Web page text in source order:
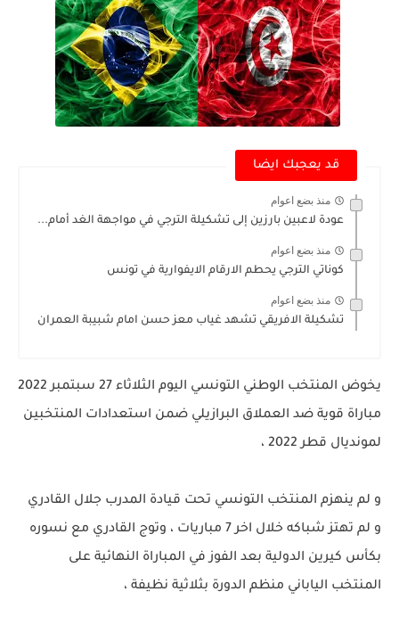
قد يعجبك ايضا
منذ بضع اعوام
عودة لاعبين بارزين إلى تشكيلة الترجي في مواجهة الغد أمام...
منذ بضع اعوام
كوناتي الترجي يحطم الارقام الايفوارية في تونس
منذ بضع اعوام
تشكيلة الافريقي تشهد غياب معز حسن امام شبيبة العمران
يخوض المنتخب الوطني التونسي اليوم الثلاثاء 27 سبتمبر 2022
مباراة قوية ضد العملاق البرازيلي ضمن استعدادات المنتخبين
لمونديال قطر 2022 ،
و لم ينهزم المنتخب التونسي تحت قيادة المدرب جلال القادري
و لم تهتز شباكه خلال اخر 7 مباريات ، وتوج القادري مع نسوره
بكأس كيرين الدولية بعد الفوز في المباراة النهائية على
المنتخب الياباني منظم الدورة بثلاثية نظيفة ،